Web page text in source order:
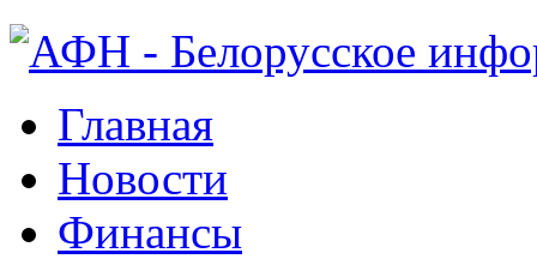
Главная
Новости
Финансы